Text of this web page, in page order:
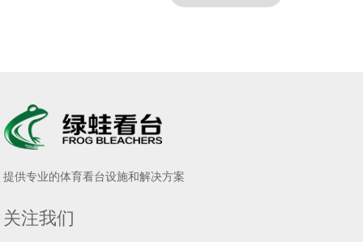
提供专业的体育看台设施和解决方案
关注我们